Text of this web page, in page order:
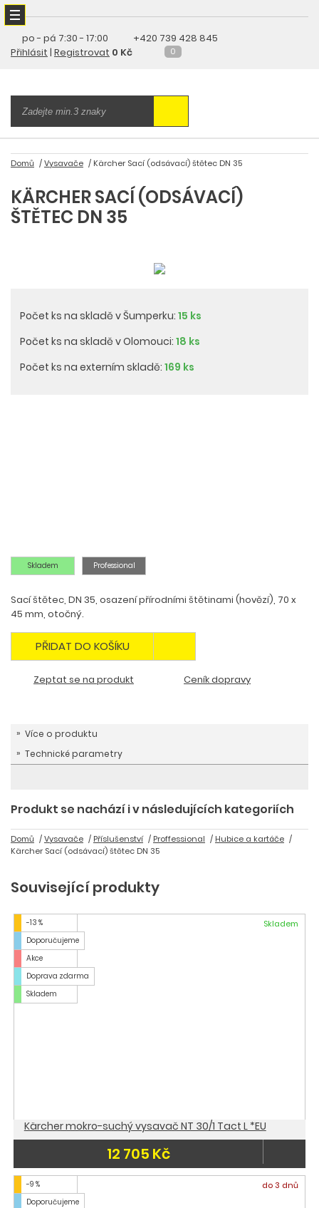
po - pá 7:30 - 17:00
+420 739 428 845
Přihlásit | Registrovat 0 Kč 0
Domů Vysavače Kärcher Sací (odsávací) štětec DN 35
KÄRCHER SACÍ (ODSÁVACÍ)
ŠTĚTEC DN 35
Počet ks na skladě v Šumperku: 15 ks
Počet ks na skladě v Olomouci: 18 ks
Počet ks na externím skladě: 169 ks
Skladem Professional
Sací štětec, DN 35, osazení přírodními štětinami (hovězí), 70 x
45 mm, otočný.
PŘIDAT DO KOŠÍKU
Zeptat se na produkt Ceník dopravy
Více o produktu
Technické parametry
Produkt se nachází i v následujících kategoriích
Domů Vysavače Příslušenství Proffessional
Hubice a kartáče
Kärcher Sací (odsávací) štětec DN 35
Související produkty
-13 %
Doporučujeme
Akce
Doprava zdarma
Skladem
Skladem
Kärcher mokro-suchý vysavač NT 30/1 Tact L *EU
12 705 Kč
-9 %
Doporučujeme
do 3 dnů